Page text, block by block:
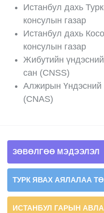
Истанбул дахь
консулын газар
Истанбул дахь
консулын газар
Жибутийн
сан (CNSS)
Алжирын Үндэсний
(CNAS)
ЗӨВӨЛГӨӨ МЭДЭЭЛЭЛ
ТУРК ЯВАХ АЯЛАЛАА
ИСТАНБУЛ ГАРЫН